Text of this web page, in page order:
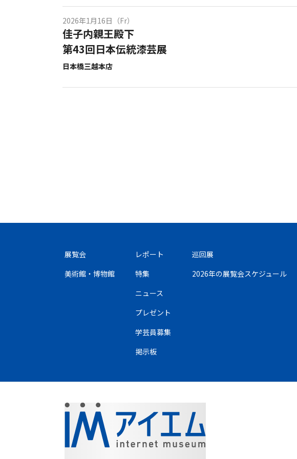
2026年1月16日（Fr）
佳子内親王殿下
第43回日本伝統漆芸展
日本橋三越本店
展覧会
美術館・博物館
レポート
特集
ニュース
プレゼント
学芸員募集
掲示板
巡回展
2026年の展覧会スケジュール